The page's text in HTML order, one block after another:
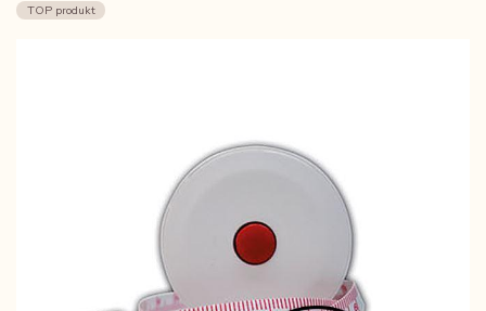
TOP produkt